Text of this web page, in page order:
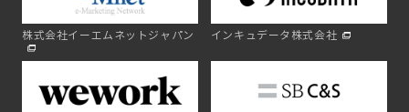
株式会社イーエムネットジャパン インキュデータ株式会社